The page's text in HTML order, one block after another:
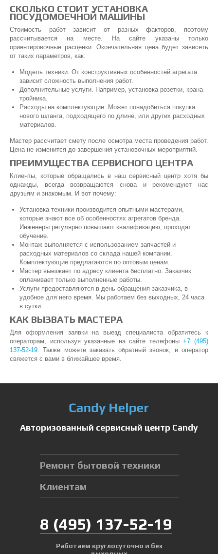
СКОЛЬКО СТОИТ УСТАНОВКА
ПОСУДОМОЕЧНОЙ МАШИНЫ
Стоимость работ зависит от разных факторов, поэтому
рассчитывается на месте. На сайте указаны только
ориентировочные расценки. Окончательная цена будет зависеть
от таких параметров, как:
Модель техники. От конструктивных особенностей агрегата
зависит сложность выполнения работ.
Дополнительные услуги. Например, установка розетки, крана-
тройника.
Расходы на комплектующие. Может понадобиться покупка
нового шланга, подходящего по длине, или других расходных
материалов.
Мастер рассчитает смету после осмотра места проведения работ.
Цена не изменится до завершения установочных мероприятий.
ПРЕИМУЩЕСТВА СЕРВИСНОГО ЦЕНТРА
Клиенты, которые обращались в наш сервисный центр хотя бы
однажды, всегда возвращаются снова и рекомендуют нас
друзьям и знакомым. И вот почему:
Установка техники производится опытными мастерами,
которые знают все об особенностях агрегатов бренда.
Инженеры регулярно повышают квалификацию, проходят
обучение.
Монтаж выполняется с использованием запчастей и
расходных материалов со склада нашей компании.
Комплектующие предлагаются по оптовым ценам.
Мастер выезжает по адресу клиента бесплатно. Заказчик
оплачивает только выполненные работы.
Услуги предоставляются в день обращения заказчика, в
удобное для него время. Мы работаем без выходных, 24 часа
в сутки.
КАК ВЫЗВАТЬ МАСТЕРА
Для оформления заявки на выезд специалиста обратитесь к
операторам, используя указанные на сайте телефоны+7 (495)
137-52-19. Также можете заказать обратный звонок, и оператор
свяжется с вами в ближайшее время.
Авторизованный сервисный центр Candy
Ремонт бытовой техники
Клиентам
8 (495) 137-52-19
Работаем круглосуточно и без